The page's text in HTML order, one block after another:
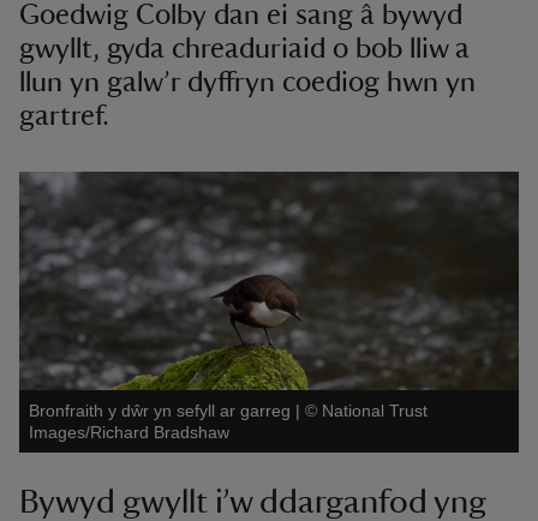
Goedwig Colby dan ei sang â bywyd
gwyllt, gyda chreaduriaid o bob lliw a
llun yn galw’r dyffryn coediog hwn yn
gartref.
Bronfraith y dŵr yn sefyll ar garreg | © National Trust
Images/Richard Bradshaw
Bywyd gwyllt i’w ddarganfod yng